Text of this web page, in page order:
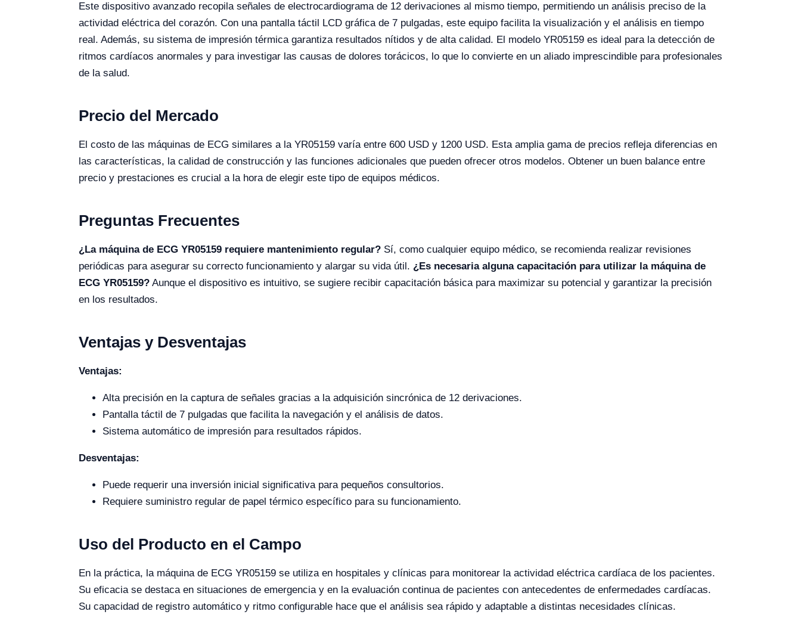
Este dispositivo avanzado recopila señales de electrocardiograma de 12 derivaciones al mismo tiempo, permitiendo un análisis preciso de la
actividad eléctrica del corazón. Con una pantalla táctil LCD gráfica de 7 pulgadas, este equipo facilita la visualización y el análisis en tiempo
real. Además, su sistema de impresión térmica garantiza resultados nítidos y de alta calidad. El modelo YR05159 es ideal para la detección de
ritmos cardíacos anormales y para investigar las causas de dolores torácicos, lo que lo convierte en un aliado imprescindible para profesionales
de la salud.
Precio del Mercado
El costo de las máquinas de ECG similares a la YR05159 varía entre 600 USD y 1200 USD. Esta amplia gama de precios refleja diferencias en
las características, la calidad de construcción y las funciones adicionales que pueden ofrecer otros modelos. Obtener un buen balance entre
precio y prestaciones es crucial a la hora de elegir este tipo de equipos médicos.
Preguntas Frecuentes
¿La máquina de ECG YR05159 requiere mantenimiento regular? Sí, como cualquier equipo médico, se recomienda realizar revisiones
periódicas para asegurar su correcto funcionamiento y alargar su vida útil. ¿Es necesaria alguna capacitación para utilizar la máquina de
ECG YR05159? Aunque el dispositivo es intuitivo, se sugiere recibir capacitación básica para maximizar su potencial y garantizar la precisión
en los resultados.
Ventajas y Desventajas
Ventajas:
Alta precisión en la captura de señales gracias a la adquisición sincrónica de 12 derivaciones.
Pantalla táctil de 7 pulgadas que facilita la navegación y el análisis de datos.
Sistema automático de impresión para resultados rápidos.
Desventajas:
Puede requerir una inversión inicial significativa para pequeños consultorios.
Requiere suministro regular de papel térmico específico para su funcionamiento.
Uso del Producto en el Campo
En la práctica, la máquina de ECG YR05159 se utiliza en hospitales y clínicas para monitorear la actividad eléctrica cardíaca de los pacientes.
Su eficacia se destaca en situaciones de emergencia y en la evaluación continua de pacientes con antecedentes de enfermedades cardíacas.
Su capacidad de registro automático y ritmo configurable hace que el análisis sea rápido y adaptable a distintas necesidades clínicas.